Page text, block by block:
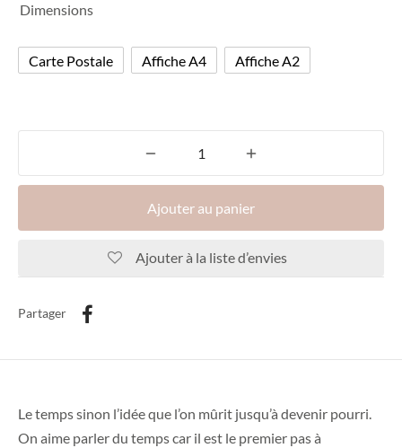
Dimensions
Carte Postale Affiche A4 Affiche A2
Ajouter au panier
Ajouter à la liste d’envies
Partager
Le temps sinon l’idée que l’on mûrit jusqu’à devenir pourri.
On aime parler du temps car il est le premier pas à